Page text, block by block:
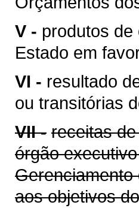
V - produtos de
Estado em
VI - resultado
ou transitórias
VII - receitas
órgão
aos objetivos